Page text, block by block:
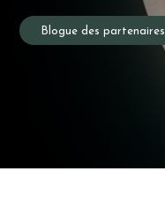
Blogue des partenaires